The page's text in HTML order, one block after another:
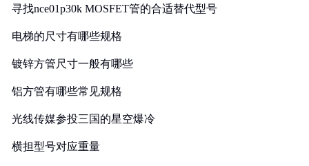
寻找nce01p30k MOSFET管的合适替代型号
电梯的尺寸有哪些规格
镀锌方管尺寸一般有哪些
铝方管有哪些常见规格
光线传媒参投三国的星空爆冷
横担型号对应重量